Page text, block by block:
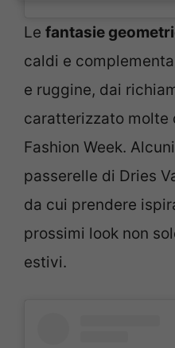
Le fantasie
caldi e
e ruggine, dai
caratterizzato molte
Fashion Week.
passerelle di Dries
da cui prendere
prossimi look non
estivi.